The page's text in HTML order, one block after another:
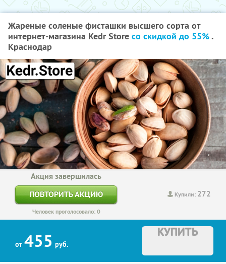
Жареные соленые фисташки высшего сорта от
интернет-магазина Kedr Store со скидкой до 55%.
Краснодар
Купили: 272
Акция завершилась
ПОВТОРИТЬ АКЦИЮ
Человек проголосовало: 0
от 455 руб.
КУПИТЬ